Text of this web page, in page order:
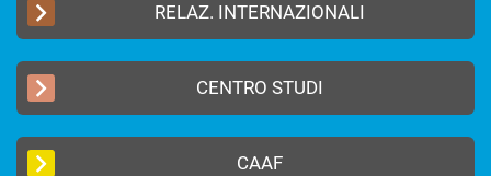
RELAZ. INTERNAZIONALI
CENTRO STUDI
CAAF